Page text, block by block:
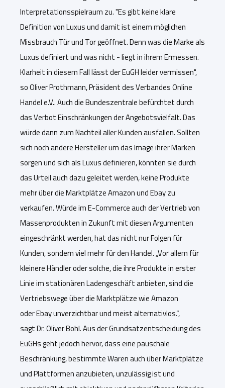
Interpretationsspielraum zu."Es gibt keine klare
Definition von Luxus und damit ist einem möglichen
Missbrauch Tür und Tor geöffnet. Denn was die Marke als
Luxus definiert und was nicht - liegt in ihrem Ermessen.
Klarheit in diesem Fall lässt der EuGH leider vermissen",
so Oliver Prothmann, Präsident des Verbandes Online
Handel e.V.. Auch die Bundeszentrale befürchtet durch
das Verbot Einschränkungen der Angebotsvielfalt. Das
würde dann zum Nachteil aller Kunden ausfallen. Sollten
sich noch andere Hersteller um das Image ihrer Marken
sorgen und sich als Luxus definieren, könnten sie durch
das Urteil auch dazu geleitet werden, keine Produkte
mehr über die Marktplätze Amazon und Ebay zu
verkaufen.Würde im E-Commerce auch der Vertrieb von
Massenprodukten in Zukunft mit diesen Argumenten
eingeschränkt werden, hat das nicht nur Folgen für
Kunden, sondern viel mehr für den Handel.„Vor allem für
kleinere Händler oder solche,die ihre Produkte in erster
Linie im stationären Ladengeschäft anbieten,sind die
Vertriebswege über die Marktplätze wie Amazon
oderEbayunverzichtbarund meist alternativlos.“,
sagtDr. Oliver Bohl.Aus der Grundsatzentscheidung des
EuGHs geht jedoch hervor, dass einepauschale
Beschränkung, bestimmte Waren auch über Marktplätze
und Plattformen anzubieten,unzulässigist und